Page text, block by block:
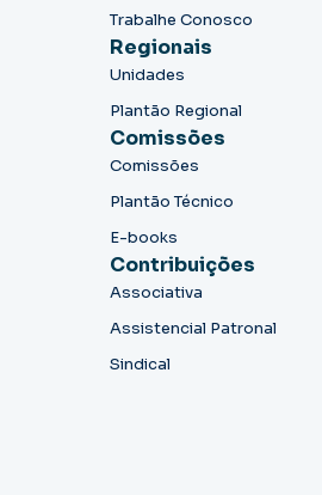
Trabalhe Conosco
Regionais
Unidades
Plantão Regional
Comissões
Comissões
Plantão Técnico
E-books
Contribuições
Associativa
Assistencial Patronal
Sindical